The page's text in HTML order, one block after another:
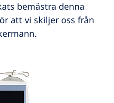
bemästra denna
att vi skiljer oss från